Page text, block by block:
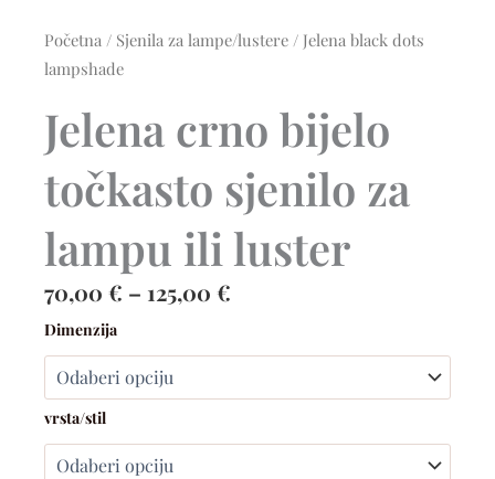
Početna / Sjenila za lampe/lustere / Jelena black dots
lampshade
Jelena crno bijelo
točkasto sjenilo za
lampu ili luster
70,00 € – 125,00 €
od
do
Dimenzija
vrsta/stil
Jelena
black
dots
lampshade
količina